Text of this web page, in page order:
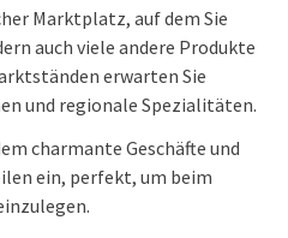
Marktplatz, auf dem Sie
auch viele andere Produkte
erwarten Sie
und regionale Spezialitäten.
charmante Geschäfte und
ein, perfekt, um beim